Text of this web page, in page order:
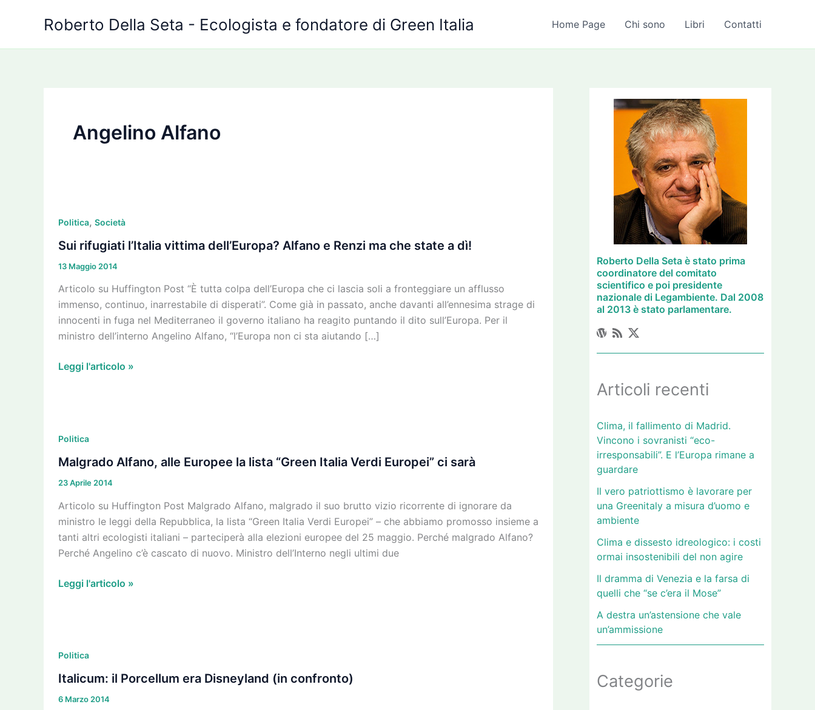
Roberto Della Seta - Ecologista e fondatore di Green Italia Home Page Chi sono Libri Contatti
Angelino Alfano
Politica, Società
Sui rifugiati l’Italia vittima dell’Europa? Alfano e Renzi ma che state a dì!
13 Maggio 2014
Articolo su Huffington Post “È tutta colpa dell’Europa che ci lascia soli a fronteggiare un afflusso
immenso, continuo, inarrestabile di disperati”. Come già in passato, anche davanti all’ennesima strage di
innocenti in fuga nel Mediterraneo il governo italiano ha reagito puntando il dito sull’Europa. Per il
ministro dell’interno Angelino Alfano, “l’Europa non ci sta aiutando […]
rifugiati
l’Italia
vittima
dell’Europa?
Alfano
e
Renzi
ma
state
Leggi l'articolo »
Politica
Malgrado Alfano, alle Europee la lista “Green Italia Verdi Europei” ci sarà
23 Aprile 2014
Articolo su Huffington Post Malgrado Alfano, malgrado il suo brutto vizio ricorrente di ignorare da
ministro le leggi della Repubblica, la lista “Green Italia Verdi Europei” – che abbiamo promosso insieme a
tanti altri ecologisti italiani – parteciperà alla elezioni europee del 25 maggio. Perché malgrado Alfano?
Perché Angelino c’è cascato di nuovo. Ministro dell’Interno negli ultimi due
Alfano,
alle
Europee
la
lista
“Green
Italia
Verdi
ci
Leggi l'articolo »
Politica
Italicum: il Porcellum era Disneyland (in confronto)
6 Marzo 2014
il
Porcellum
era
Disneyland
Roberto Della Seta è stato prima
coordinatore del comitato
scientifico e poi presidente
nazionale di Legambiente. Dal 2008
al 2013 è stato parlamentare.
Articoli recenti
Clima, il fallimento di Madrid.
Vincono i sovranisti “eco-
irresponsabili”. E l’Europa rimane a
guardare
Il vero patriottismo è lavorare per
una Greenitaly a misura d’uomo e
ambiente
Clima e dissesto idreologico: i costi
ormai insostenibili del non agire
Il dramma di Venezia e la farsa di
quelli che “se c’era il Mose”
A destra un’astensione che vale
un’ammissione
Categorie
c